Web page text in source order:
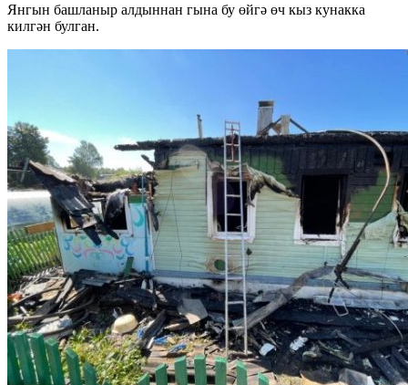
Янгын башланыр алдыннан гына бу өйгә өч кыз кунакка
килгән булган.